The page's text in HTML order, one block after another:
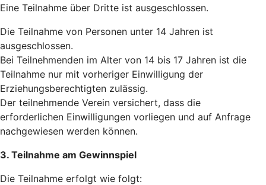
Eine Teilnahme über Dritte ist ausgeschlossen.
Die Teilnahme von Personen unter 14 Jahren ist
ausgeschlossen.
Bei Teilnehmenden im Alter von 14 bis 17 Jahren ist die
Teilnahme nur mit vorheriger Einwilligung der
Erziehungsberechtigten zulässig.
Der teilnehmende Verein versichert, dass die
erforderlichen Einwilligungen vorliegen und auf Anfrage
nachgewiesen werden können.
3. Teilnahme am Gewinnspiel
Die Teilnahme erfolgt wie folgt: